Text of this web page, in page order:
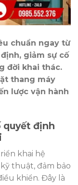
chuẩn ngay từ
giảm sự cố
đời khai thác.
thang máy
lược vận hành
quyết định
khai hệ
thuật, đảm bảo
khiển. Đây là